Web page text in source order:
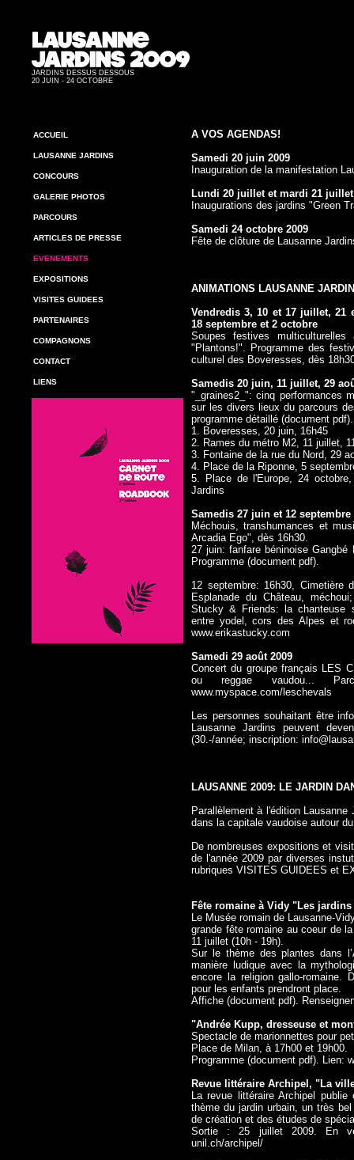
JARDINS DESSUS DESSOUS
20 JUIN - 24 OCTOBRE
ACCUEIL
LAUSANNE JARDINS
CONCOURS
GALERIE PHOTOS
PARCOURS
ARTICLES DE PRESSE
EVENEMENTS
EXPOSITIONS
VISITES GUIDEES
PARTENAIRES
COMPAGNONS
CONTACT
LIENS
A VOS AGENDAS!
Samedi 20 juin 2009
Inauguration de la manifestation
Lundi 20 juillet et mardi 21 juillet
Inaugurations des jardins "Green
Samedi 24 octobre 2009
Fête de clôture de Lausanne
ANIMATIONS LAUSANNE
Vendredis 3, 10 et 17 juillet, 21
18 septembre et 2 octobre
Soupes festives
"Plantons!". Programme des
culturel des Boveresses, dès
Samedis 20 juin, 11 juillet, 29
"_graines2_": cinq performances
sur les divers lieux du parcours
programme détaillé (document pdf)
1. Boveresses, 20 juin, 16h45
2. Rames du métro M2, 11 juillet,
3. Fontaine de la rue du Nord, 29
4. Place de la Riponne, 5
5. Place de l'Europe, 24
Jardins
Samedis 27 juin et 12 septembre
Méchouis, transhumances et
Arcadia Ego", dès 16h30.
27 juin: fanfare béninoise
Programme (document pdf).
12 septembre: 16h30, Cimetière
Esplanade du Château,
Stucky & Friends:
la chanteuse
entre yodel, cors des Alpes et
www.erikastucky.com
Samedi 29 août 2009
Concert du groupe français LES
ou reggae vaudou...
www.myspace.com/leschevals
Les personnes souhaitant être
Lausanne Jardins peuvent
(30.-/année; inscription:
LAUSANNE 2009: LE JARDIN
Parallèlement à l'édition
dans la capitale vaudoise autour
De nombreuses expositions et
de l'année 2009 par diverses
rubriques VISITES GUIDEES et
Fête romaine à Vidy "Les
Le Musée romain de Lausanne-
grande fête romaine au coeur de
11 juillet (10h - 19h).
Sur le thème des plantes dans
manière ludique avec la
encore la religion gallo-romaine.
pour les enfants prendront place.
Affiche (document pdf).
"Andrée Kupp, dresseuse et
Spectacle de marionnettes pour
Place de Milan, à 17h00 et 19h00.
Programme (document pdf). Lien:
Revue littéraire Archipel, "La
La revue littéraire Archipel
thème du jardin urbain, un très
de création et des études de
Sortie : 25 juillet 2009. En
unil.ch/archipel/